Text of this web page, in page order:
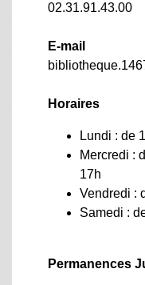
02.31.91.43.00
E-mail
Horaires
Lundi : de
Mercredi :
17h
Vendredi :
Samedi :
Permanences